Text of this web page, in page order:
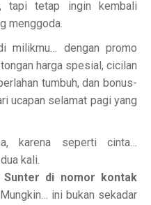
tapi tetap ingin kembali
menggoda.
milikmu… dengan promo
harga spesial, cicilan
tumbuh, dan bonus-
ucapan selamat pagi yang
karena seperti cinta…
kali.
Sunter di nomor kontak
Mungkin… ini bukan sekadar